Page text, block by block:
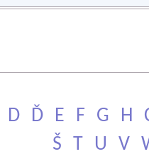
D Ď E F G H
Š
T U V